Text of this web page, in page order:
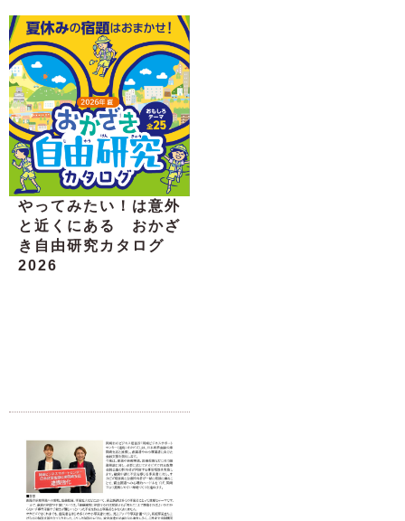
やってみたい！は意外
と近くにある おかざ
き自由研究カタログ
2026